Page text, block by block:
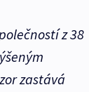
z 38
zastává